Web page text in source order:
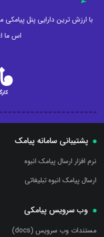
با ارزش ترین دارایی پنل
اس ما
پشتیبانی سامانه پیامک
نرم افزار ارسال پیامک انبوه
ارسال پیامک انبوه تبلیغاتی
وب سرویس پیامکی
مستندات وب سرویس (docs)